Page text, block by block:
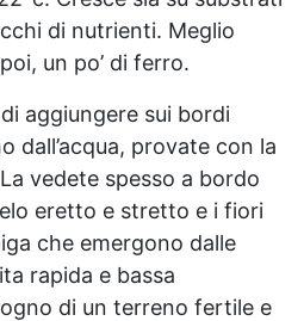
di nutrienti. Meglio
un po’ di ferro.
aggiungere sui bordi
dall’acqua, provate con la
vedete spesso a bordo
eretto e stretto e i fiori
che emergono dalle
rapida e bassa
di un terreno fertile e